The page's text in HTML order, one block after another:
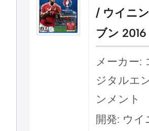
/ ウイニ
ブン 2016
メーカー:
ジタルエ
ンメント
開発: ウイ